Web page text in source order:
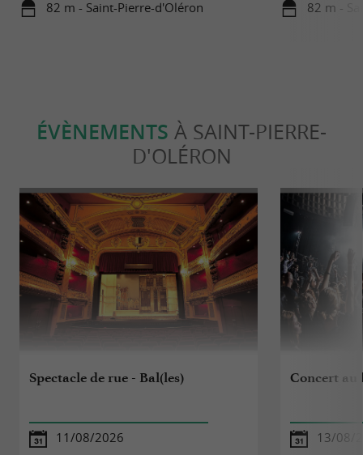
82 m - Saint-Pierre-d'Oléron 82 m -
ÉVÈNEMENTS À SAINT-PIERRE-
D'OLÉRON
Spectacle de rue - Bal(les)
11/08/2026
Concert au
13/08/